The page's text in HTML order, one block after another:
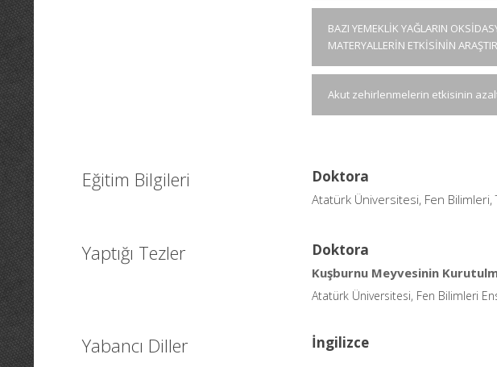
BAZI YEMEKLİK YAĞLARIN
MATERYALLERİN ETKİSİNİN
Akut zehirlenmelerin etkisinin
Eğitim Bilgileri Doktora
Atatürk Üniversitesi, Fen Bilimleri,
Yaptığı Tezler Doktora
Kuşburnu Meyvesinin
Atatürk Üniversitesi, Fen Bilimleri
Yabancı Diller İngilizce